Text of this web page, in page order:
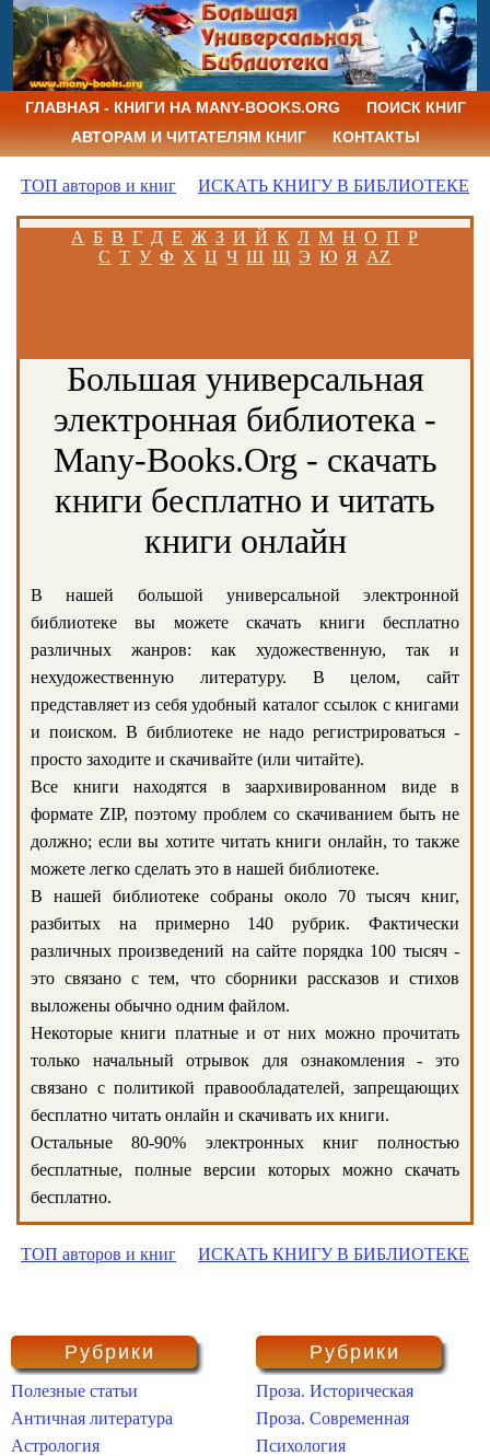
ГЛАВНАЯ - КНИГИ НА MANY-BOOKS.ORG
ПОИСК КНИГ
АВТОРАМ И ЧИТАТЕЛЯМ КНИГ
КОНТАКТЫ
ТОП авторов и книг ИСКАТЬ КНИГУ В БИБЛИОТЕКЕ
А Б В Г Д Е Ж З И Й К Л М Н О П Р
С Т У Ф Х Ц Ч Ш Щ Э Ю Я AZ
Большая универсальная
электронная библиотека -
Many-Books.Org - скачать
книги бесплатно и читать
книги онлайн
В нашей большой универсальной электронной
библиотеке вы можете скачать книги бесплатно
различных жанров: как художественную, так и
нехудожественную литературу. В целом, сайт
представляет из себя удобный каталог ссылок с книгами
и поиском. В библиотеке не надо регистрироваться -
просто заходите и скачивайте (или читайте).
Все книги находятся в заархивированном виде в
формате ZIP, поэтому проблем со скачиванием быть не
должно; если вы хотите читать книги онлайн, то также
можете легко сделать это в нашей библиотеке.
В нашей библиотеке собраны около 70 тысяч книг,
разбитых на примерно 140 рубрик. Фактически
различных произведений на сайте порядка 100 тысяч -
это связано с тем, что сборники рассказов и стихов
выложены обычно одним файлом.
Некоторые книги платные и от них можно прочитать
только начальный отрывок для ознакомления - это
связано с политикой правообладателей, запрещающих
бесплатно читать онлайн и скачивать их книги.
Остальные 80-90% электронных книг полностью
бесплатные, полные версии которых можно скачать
бесплатно.
ТОП авторов и книг ИСКАТЬ КНИГУ В БИБЛИОТЕКЕ
Рубрики
Полезные статьи
Античная литература
Астрология
Рубрики
Проза. Историческая
Проза. Современная
Психология